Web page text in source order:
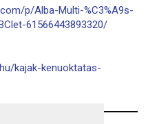
p/Alba-Multi-%C3%A9s-
61566443893320/
kajak-kenuoktatas-